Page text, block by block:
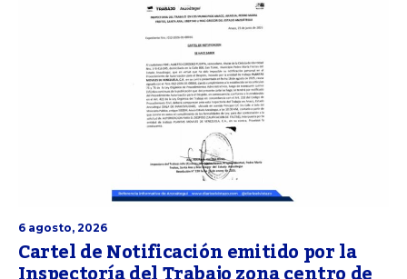
6 agosto, 2026
Cartel de Notificación emitido por la